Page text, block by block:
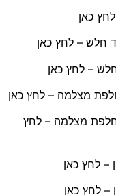
כאן
חלש – לחץ כאן
– לחץ כאן
מצלמה – לחץ כאן
מצלמה – לחץ
– לחץ כאן
– לחץ כאן